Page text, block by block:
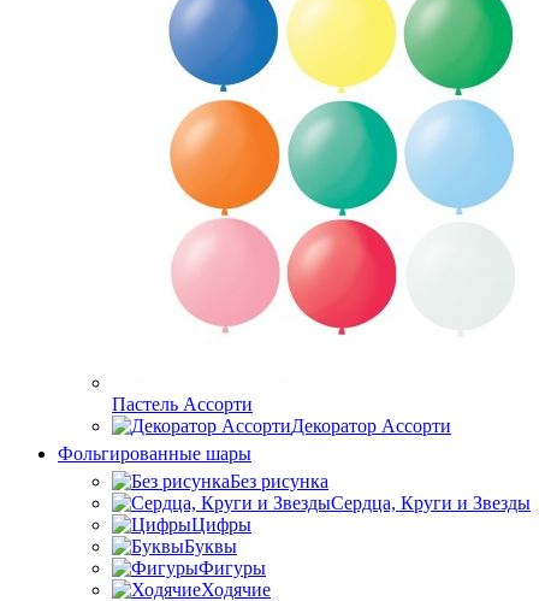
Пастель Ассорти
Декоратор Ассорти
Фольгированные шары
Без рисунка
Сердца, Круги и Звезды
Цифры
Буквы
Фигуры
Ходячие